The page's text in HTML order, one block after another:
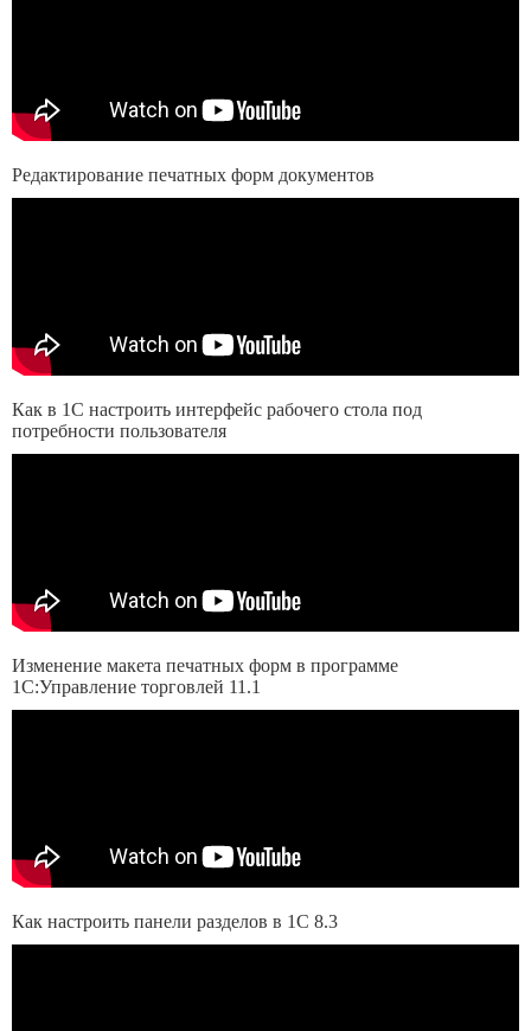
Редактирование печатных форм документов
Как в 1C настроить интерфейс рабочего стола под
потребности пользователя
Изменение макета печатных форм в программе
1С:Управление торговлей 11.1
Как настроить панели разделов в 1С 8.3